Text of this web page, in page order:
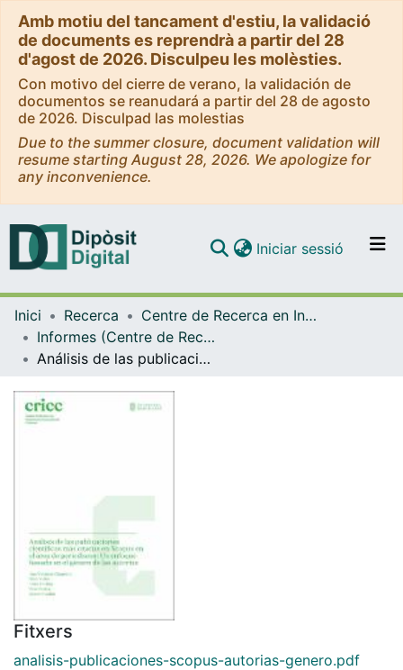
Amb motiu del tancament d'estiu, la validació
de documents es reprendrà a partir del 28
d'agost de 2026. Disculpeu les molèsties.
Con motivo del cierre de verano, la validación de
documentos se reanudará a partir del 28 de agosto
de 2026. Disculpad las molestias
Due to the summer closure, document validation will
resume starting August 28, 2026. We apologize for
any inconvenience.
Navega per tot el DD
Com publicar
Iniciar sessió (current)
Inici Recerca
Centre de Recerca en Informació, Comunicació i Cultura (CRICC)
Informes (Centre de Recerca en Informació, Comunicació i Cultura (CRICC))
Análisis de las publicaciones científicas más citadas en Scopus en el área de periodismo: un enfoque basado en el género de las autorías
Fitxers
analisis-publicaciones-scopus-autorias-genero.pdf